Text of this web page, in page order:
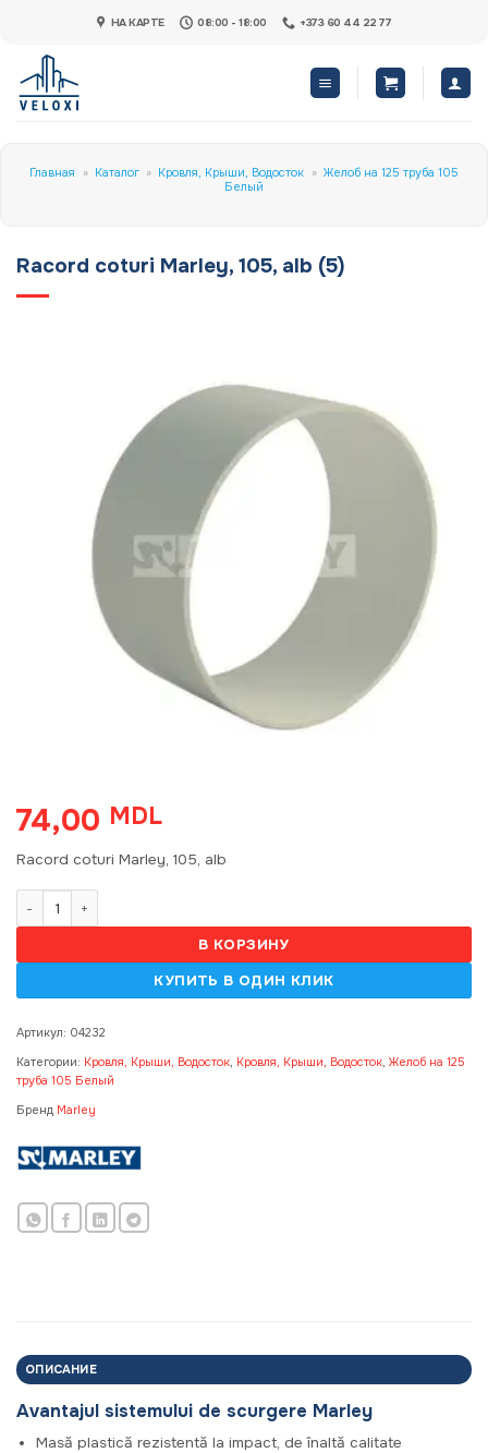
content
НА КАРТЕ 08:00 - 18:00 +373 60 44 22 77
Главная » Каталог » Кровля, Крыши, Водосток » Желоб на 125 труба 105
Белый
Racord coturi Marley, 105, alb (5)
74,00 MDL
Racord coturi Marley, 105, alb
В КОРЗИНУ
Артикул: 04232
Категории: Кровля, Крыши, Водосток, Кровля, Крыши, Водосток, Желоб на 125
труба 105 Белый
Бренд Marley
ОПИСАНИЕ
Avantajul sistemului de scurgere Marley
Masă plastică rezistentă la impact, de înaltă calitate